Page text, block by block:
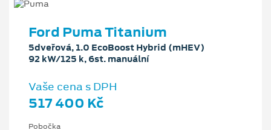
Ford Puma Titanium
5dveřová, 1.0 EcoBoost Hybrid (mHEV)
92 kW/125 k, 6st. manuální
Vaše cena s DPH
517 400 Kč
Pobočka